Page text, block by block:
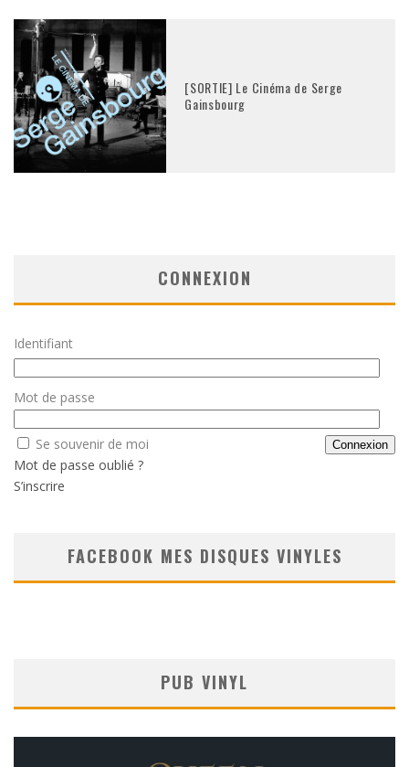
[SORTIE] Le Cinéma de Serge
Gainsbourg
CONNEXION
Identifiant
Mot de passe
Se souvenir de moi
Mot de passe oublié ?
S’inscrire
FACEBOOK MES DISQUES VINYLES
PUB VINYL